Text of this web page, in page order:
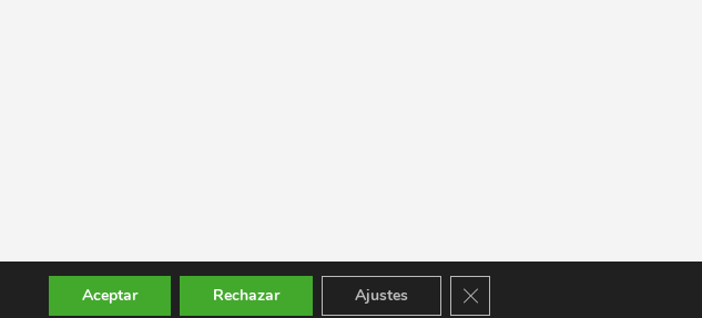
Aceptar Rechazar Ajustes Cerrar el banner de cookies RGPD